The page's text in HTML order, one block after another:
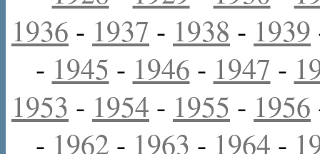
1936 - 1937 - 1938 - 1939
- 1945 - 1946 - 1947 -
1953 - 1954 - 1955 - 1956
- 1962 - 1963 - 1964 -